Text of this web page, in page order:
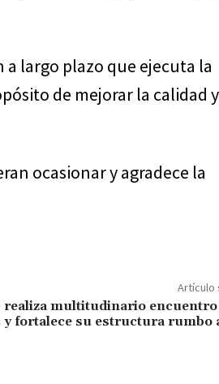
largo plazo que ejecuta la
de mejorar la calidad y
ocasionar y agradece la
Artículo
realiza multitudinario encuentro
y fortalece su estructura rumbo